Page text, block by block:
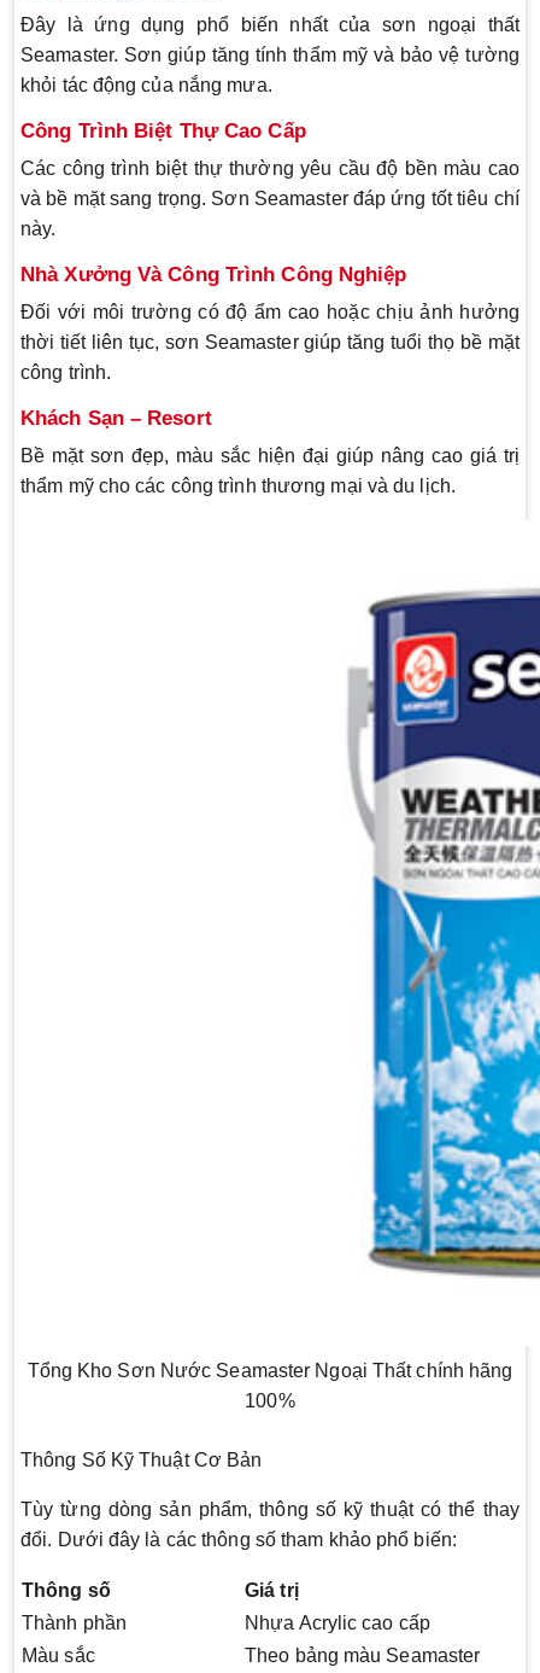
Đây là ứng dụng phổ biến nhất của sơn ngoại thất
Seamaster. Sơn giúp tăng tính thẩm mỹ và bảo vệ tường
khỏi tác động của nắng mưa.
Công Trình Biệt Thự Cao Cấp
Các công trình biệt thự thường yêu cầu độ bền màu cao
và bề mặt sang trọng. Sơn Seamaster đáp ứng tốt tiêu chí
này.
Nhà Xưởng Và Công Trình Công Nghiệp
Đối với môi trường có độ ẩm cao hoặc chịu ảnh hưởng
thời tiết liên tục, sơn Seamaster giúp tăng tuổi thọ bề mặt
công trình.
Khách Sạn – Resort
Bề mặt sơn đẹp, màu sắc hiện đại giúp nâng cao giá trị
thẩm mỹ cho các công trình thương mại và du lịch.
Tổng Kho Sơn Nước Seamaster Ngoại Thất chính hãng
100%
Thông Số Kỹ Thuật Cơ Bản
Tùy từng dòng sản phẩm, thông số kỹ thuật có thể thay
đổi. Dưới đây là các thông số tham khảo phổ biến:
Thông số
Giá trị
Thành phần
Nhựa Acrylic cao cấp
Màu sắc
Theo bảng màu Seamaster